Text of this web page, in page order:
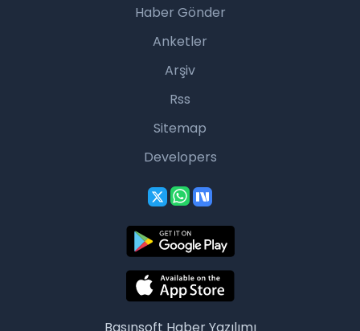
Haber Gönder
Anketler
Arşiv
Rss
Sitemap
Developers